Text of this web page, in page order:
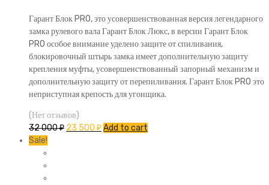
Гарант Блок PRO, это усовершенствованная версия легендарного
замка рулевого вала Гарант Блок Люкс, в версии Гарант Блок
PRO особое внимание уделено защите от спиливания,
блокировочный штырь замка имеет дополнительную защиту
крепления муфты, усовершенствованный запорный механизм и
дополнительную защиту от перепиливания. Гарант Блок PRO это
неприступная крепость для угонщика.
(Нет отзывов)
32 000₽ 23 500 ₽Add to cart
Sale!